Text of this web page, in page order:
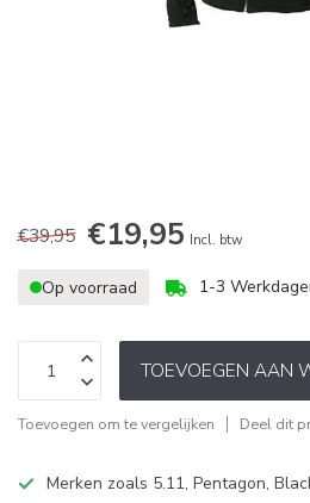
€39,95 €19,95 Incl. btw
Op voorraad 1-3
TOEVOEGEN AAN
Toevoegen om te vergelijken Deel dit
Merken zoals 5.11, Pentagon,